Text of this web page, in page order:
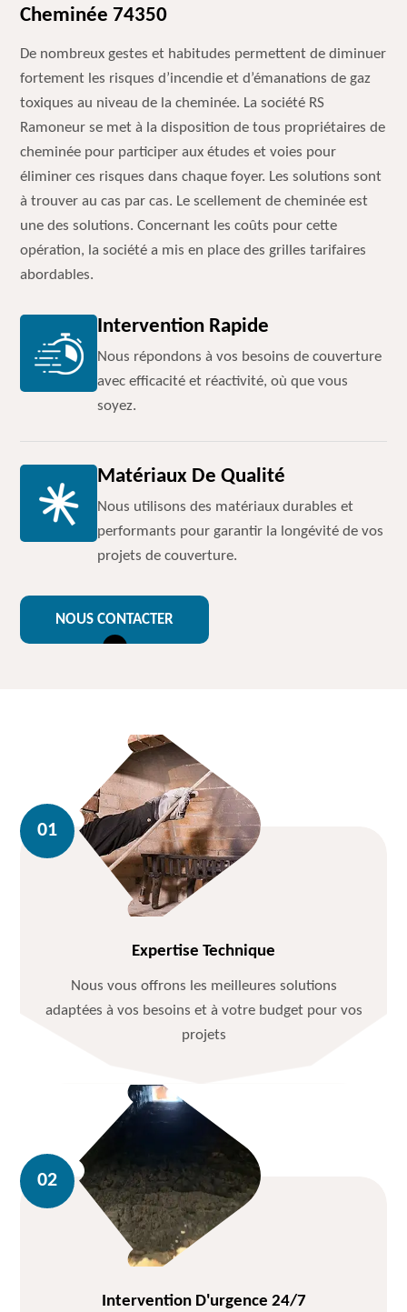
Cheminée 74350
De nombreux gestes et habitudes permettent de diminuer
fortement les risques d’incendie et d’émanations de gaz
toxiques au niveau de la cheminée. La société RS
Ramoneur se met à la disposition de tous propriétaires de
cheminée pour participer aux études et voies pour
éliminer ces risques dans chaque foyer. Les solutions sont
à trouver au cas par cas. Le scellement de cheminée est
une des solutions. Concernant les coûts pour cette
opération, la société a mis en place des grilles tarifaires
abordables.
Intervention Rapide
Nous répondons à vos besoins de couverture
avec efficacité et réactivité, où que vous
soyez.
Matériaux De Qualité
Nous utilisons des matériaux durables et
performants pour garantir la longévité de vos
projets de couverture.
NOUS CONTACTER
Expertise Technique
Nous vous offrons les meilleures solutions
adaptées à vos besoins et à votre budget pour vos
projets
Intervention D'urgence 24/7